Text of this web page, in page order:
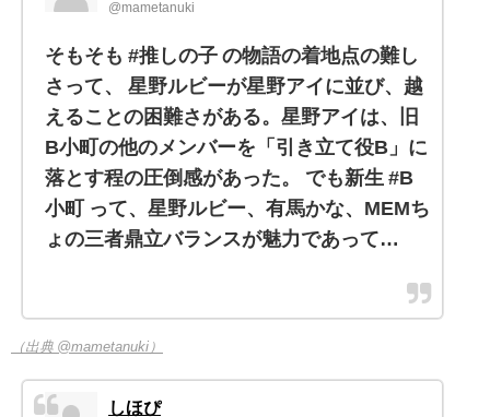
@mametanuki
そもそも #推しの子 の物語の着地点の難し
さって、 星野ルビーが星野アイに並び、越
えることの困難さがある。星野アイは、旧
B小町の他のメンバーを「引き立て役B」に
落とす程の圧倒感があった。 でも新生 #B
小町 って、星野ルビー、有馬かな、MEMち
ょの三者鼎立バランスが魅力であって…
（出典 @mametanuki）
しほぴ